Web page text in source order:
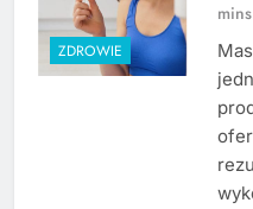
ZDROWIE
mins